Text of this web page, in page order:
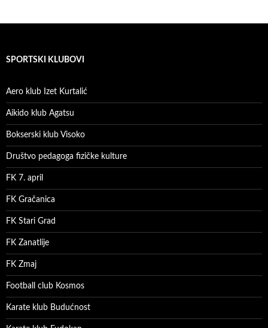
SPORTSKI KLUBOVI
Aero klub Izet Kurtalić
Aikido klub Agatsu
Bokserski klub Visoko
Društvo pedagoga fizičke kulture
FK 7. april
FK Gračanica
FK Stari Grad
FK Zanatlije
FK Zmaj
Football club Kosmos
Karate klub Budućnost